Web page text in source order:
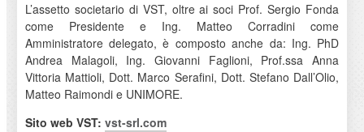
L’assetto societario di VST, oltre ai soci Prof. Sergio Fonda
come Presidente e Ing. Matteo Corradini come
Amministratore delegato, è composto anche da: Ing. PhD
Andrea Malagoli, Ing. Giovanni Faglioni, Prof.ssa Anna
Vittoria Mattioli, Dott. Marco Serafini, Dott. Stefano Dall’Olio,
Matteo Raimondi e UNIMORE.
Sito web VST: vst-srl.com